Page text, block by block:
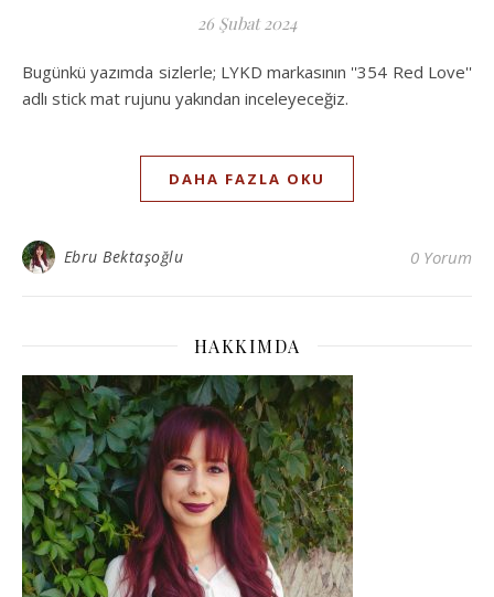
26 Şubat 2024
Bugünkü yazımda sizlerle; LYKD markasının ''354 Red Love''
adlı stick mat rujunu yakından inceleyeceğiz.
DAHA FAZLA OKU
Ebru Bektaşoğlu 0 Yorum
HAKKIMDA